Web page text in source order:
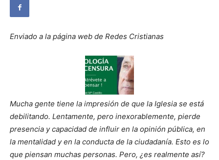
Enviado a la página web de Redes Cristianas
Mucha gente tiene la impresión de que la Iglesia se está
debilitando. Lentamente, pero inexorablemente, pierde
presencia y capacidad de influir en la opinión pública, en
la mentalidad y en la conducta de la ciudadanía. Esto es lo
que piensan muchas personas. Pero, ¿es realmente así?